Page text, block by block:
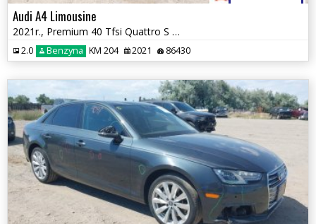
Audi A4 Limousine
2021r., Premium 40 Tfsi Quattro S Tronic, 2L, od ubezpieczalni
2.0 Benzyna KM 204 2021 86430